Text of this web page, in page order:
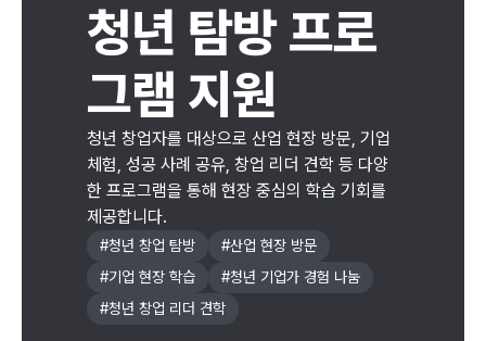
청년 탐방 프로
그램 지원
청년 창업자를 대상으로 산업 현장 방문, 기업
체험, 성공 사례 공유, 창업 리더 견학 등 다양
한 프로그램을 통해 현장 중심의 학습 기회를
제공합니다.
#청년 창업 탐방 #산업 현장 방문
#기업 현장 학습 #청년 기업가 경험 나눔
#청년 창업 리더 견학